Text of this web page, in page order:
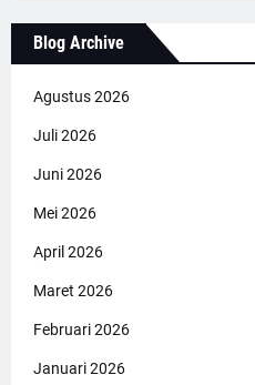
Blog Archive
Agustus 2026
Juli 2026
Juni 2026
Mei 2026
April 2026
Maret 2026
Februari 2026
Januari 2026